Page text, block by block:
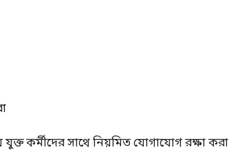
যুক্ত কর্মীদের সাথে নিয়মিত যোগাযোগ রক্ষা করা